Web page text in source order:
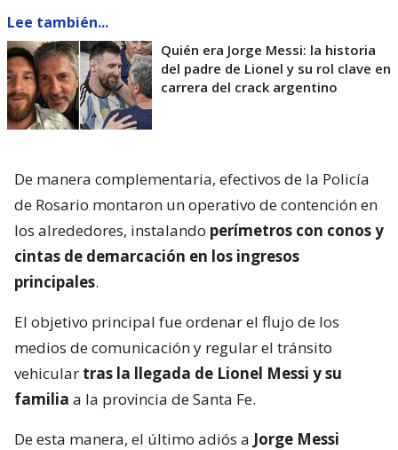
Lee también...
Quién era Jorge Messi: la historia
del padre de Lionel y su rol clave en
carrera del crack argentino
De manera complementaria, efectivos de la Policía
de Rosario montaron un operativo de contención en
los alrededores, instalando perímetros con conos y
cintas de demarcación en los ingresos
principales.
El objetivo principal fue ordenar el flujo de los
medios de comunicación y regular el tránsito
vehicular tras la llegada de Lionel Messi y su
familia a la provincia de Santa Fe.
De esta manera, el último adiós a Jorge Messi